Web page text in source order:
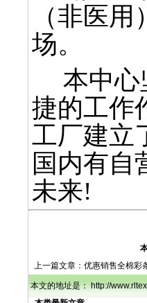
（非医
场。
本中心
捷的工作
工厂建立
国内有自
未来!
上一篇文章： 优惠销售全棉彩
本文的地址是： http://